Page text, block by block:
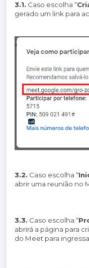
3.1. Caso escolha “
gerado um link para
3.2. Caso escolha “
abrir uma reunião no
3.3. Caso escolha “
abrirá a página para
do Meet para